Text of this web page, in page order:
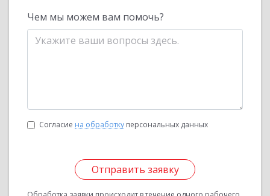
Чем мы можем вам помочь?
Согласие на обработку персональных данных
Отправить заявку